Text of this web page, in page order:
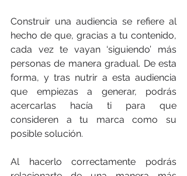
Construir una audiencia se refiere al
hecho de que, gracias a tu contenido,
cada vez te vayan ‘siguiendo’ más
personas de manera gradual. De esta
forma, y tras nutrir a esta audiencia
que empiezas a generar, podrás
acercarlas hacía ti para que
consideren a tu marca como su
posible solución.
Al hacerlo correctamente podrás